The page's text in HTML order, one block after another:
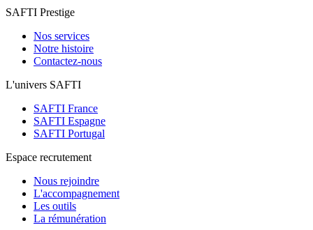
SAFTI Prestige
Nos services
Notre histoire
Contactez-nous
L'univers SAFTI
SAFTI France
SAFTI Espagne
SAFTI Portugal
Espace recrutement
Nous rejoindre
L'accompagnement
Les outils
La rémunération